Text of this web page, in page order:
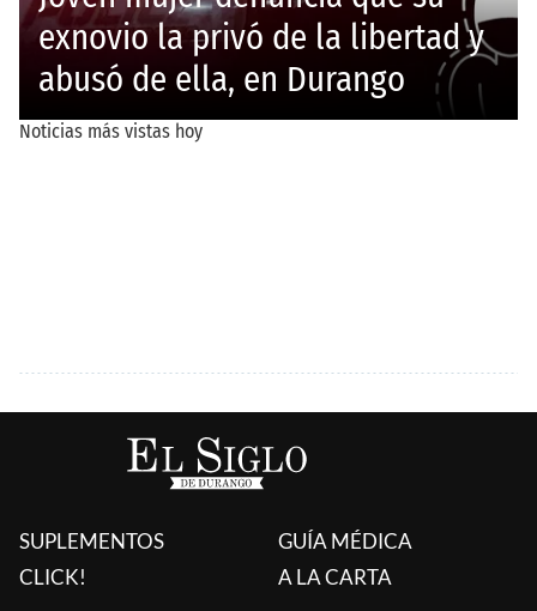
SUPLEMENTOS
CLICK!
GUÍA MÉDICA
A LA CARTA